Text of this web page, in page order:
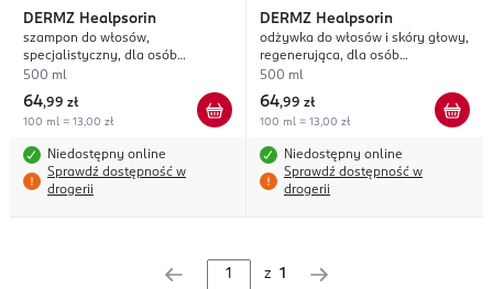
DERMZ Healpsorin
szampon do włosów,
specjalistyczny, dla osób
zmagających się z łuszczycą,
500 ml
64,99 zł
100 ml = 13,00 zł
Niedostępny online
Sprawdź dostępność w
drogerii
DERMZ Healpsorin
odżywka do włosów i skóry głowy,
regenerująca, dla osób
zmagających się z łuszczycą,
500 ml
64,99 zł
100 ml = 13,00 zł
Niedostępny online
Sprawdź dostępność w
drogerii
z 1